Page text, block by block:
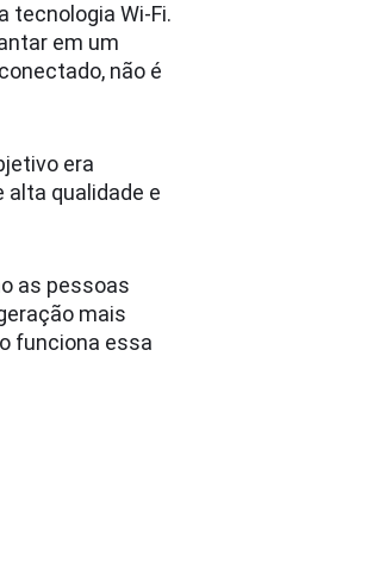
tecnologia Wi-Fi.
em um
não é
era
alta qualidade e
as pessoas
mais
funciona essa